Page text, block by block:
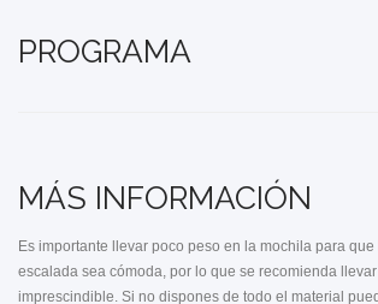
PROGRAMA
MÁS INFORMACIÓN
Es importante llevar poco peso en la mochila para
escalada sea cómoda, por lo que se recomienda
imprescindible. Si no dispones de todo el material